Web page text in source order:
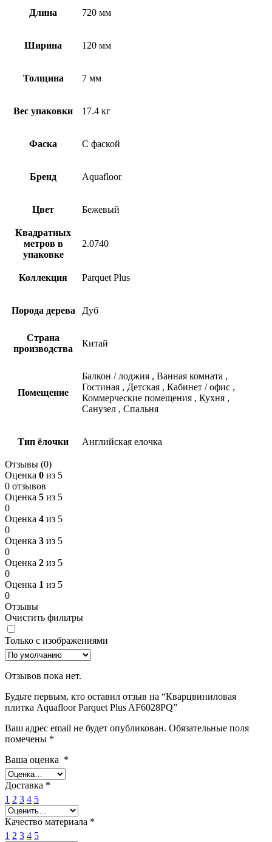
Длина 720 мм
Ширина 120 мм
Толщина 7 мм
Вес упаковки 17.4 кг
Фаска С фаской
Бренд Aquafloor
Цвет Бежевый
Квадратных
метров в
упаковке
2.0740
Коллекция Parquet Plus
Порода дерева Дуб
Страна
производства
Китай
Помещение
Балкон / лоджия , Ванная комната ,
Гостиная , Детская , Кабинет / офис ,
Коммерческие помещения , Кухня ,
Санузел , Спальня
Тип ёлочки Английская елочка
Отзывы (0)
Оценка 0 из 5
0 отзывов
Оценка 5 из 5
0
Оценка 4 из 5
0
Оценка 3 из 5
0
Оценка 2 из 5
0
Оценка 1 из 5
0
Отзывы
Очистить фильтры
Только с изображениями
Отзывов пока нет.
Будьте первым, кто оставил отзыв на “Кварцвиниловая
плитка Aquafloor Parquet Plus AF6028PQ”
Ваш адрес email не будет опубликован. Обязательные поля
помечены *
Ваша оценка *
Доставка *
1 2 3 4 5
Качество материала *
1 2 3 4 5